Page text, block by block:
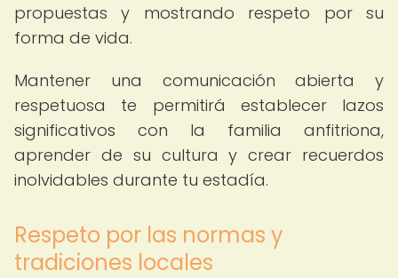
propuestas y mostrando respeto por su
forma de vida.
Mantener una comunicación abierta y
respetuosa te permitirá establecer lazos
significativos con la familia anfitriona,
aprender de su cultura y crear recuerdos
inolvidables durante tu estadía.
Respeto por las normas y
tradiciones locales